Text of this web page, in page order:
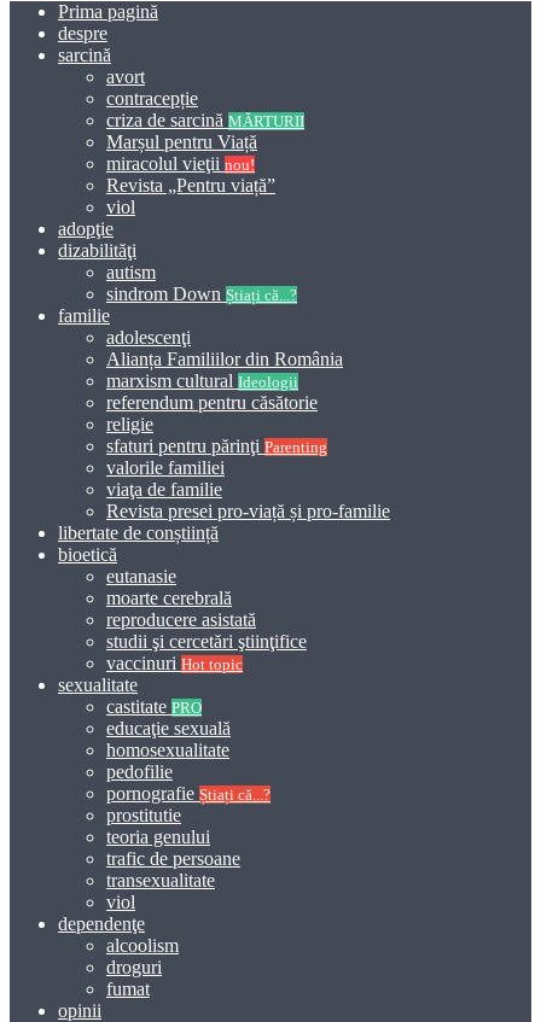
Prima pagină
despre
sarcină
avort
contracepție
criza de sarcină MĂRTURII
Marșul pentru Viață
miracolul vieţii nou!
Revista „Pentru viață”
viol
adopţie
dizabilităţi
autism
sindrom Down Știați că...?
familie
adolescenţi
Alianța Familiilor din România
marxism cultural Ideologii
referendum pentru căsătorie
religie
sfaturi pentru părinţi Parenting
valorile familiei
viaţa de familie
Revista presei pro-viață și pro-familie
libertate de conștiință
bioetică
eutanasie
moarte cerebrală
reproducere asistată
studii şi cercetări ştiinţifice
vaccinuri Hot topic
sexualitate
castitate PRO
educaţie sexuală
homosexualitate
pedofilie
pornografie Știați că...?
prostitutie
teoria genului
trafic de persoane
transexualitate
viol
dependenţe
alcoolism
droguri
fumat
opinii